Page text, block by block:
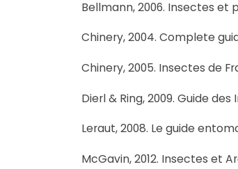
Bellmann, 2006. Insectes et
Chinery, 2004. Complete
Chinery, 2005. Insectes de
Dierl & Ring, 2009. Guide
Leraut, 2008. Le guide
McGavin, 2012. Insectes et